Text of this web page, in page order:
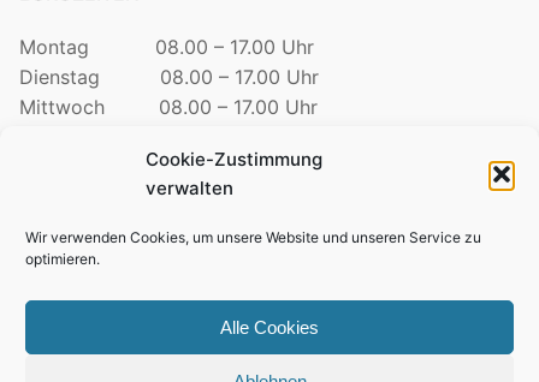
Cookie-Zustimmung
verwalten
Wir verwenden Cookies, um unsere Website und unseren Service zu
optimieren.
Alle Cookies
Montag 08.00 – 17.00 Uhr
Dienstag 08.00 – 17.00 Uhr
Mittwoch 08.00 – 17.00 Uhr
Freitag 08.00 – 12.30 Uhr
TELEFONZEITEN
Freitag 09:00 – 12:00 Uhr